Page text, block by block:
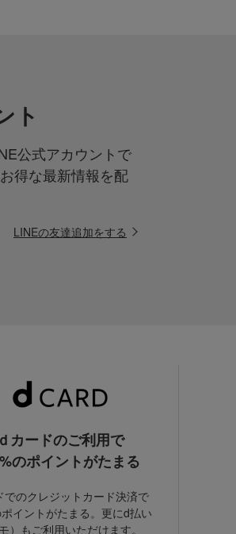
ト
公式アカウントで
得な最新情報を配
LINEの友達追加をする
ｄカードのご利用で
のポイントがたまる
でのクレジットカード決済で
イントがたまる。更にd払い
）もご利用いただけます。